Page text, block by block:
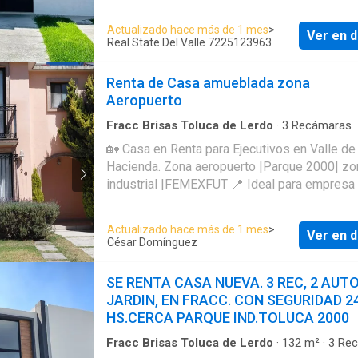
de solo 45 viviendas cuenta con Área común
Amenidades Salón social Salón de eventos con
cocina equipada y baños Canchas Gym con aparatos
y máquinas de ejercicio Áreas Verdes con porterías
y juegos para niños. Oxxo dentro del
Escuela Muy cerca de Avenidas Principales, rápidas
salidas a la cdmx.
Actualizado hace más de 1 mes>
Real State Del Valle 7225123963
Ver en
Renta de Casa amueblada zona
Aeropuerto
Fracc Brisas Toluca de Lerdo · 3 Recámaras ·
Bodega·Cocina equipada·Cocina integral·
·Estacionamiento·Internet· Jardín·Recámara
closet·Seguridad·Televisión por cable·Wifi·
🏡 Casa en Renta para Ejecutivos en Valle
Hacienda. Zona aeropuerto |Parque 2000|
industrial |FEMEXFUT 📍 Ideal para empresa |
completamente funcional, segura y lista para
esta es una excelente opción para tu equipo
matrimonial 🔹 2.5 baños 🔹 Sala de dos piezas 🔹
TV 🔹 Comedor para 6 personas 🔹 Cocina
con: • Refrigerador • Horno de microondas •
Utensilios básicos 🔹 Lavadora en patio de lavado
Actualizado hace más de 1 mes>
César Domínguez
Ver en
SE RENTA CASA NUEVA. 3 REC, 2
JARDIN, EN FRACC. CON SEGURIDAD
HS.CERCA PARQUE IND.TOLUCA 2000
Fracc Brisas Toluca de Lerdo · 132 m² · 3